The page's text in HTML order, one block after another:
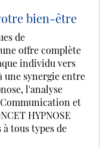
bien-être
de
offre complète
individu vers
une synergie entre
l'analyse
et
HYPNOSE
tous types de